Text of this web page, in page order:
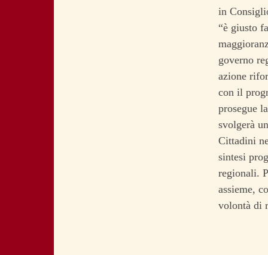
in
“è giusto
governo
azione
con il
prosegue
svolgerà
Cittadini
sintesi
regionali.
assieme,
volontà di